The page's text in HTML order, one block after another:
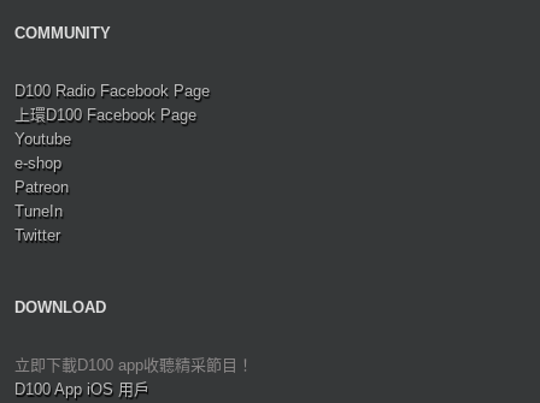
COMMUNITY
D100 Radio Facebook Page
上環D100 Facebook Page
Youtube
e-shop
Patreon
TuneIn
Twitter
DOWNLOAD
立即下載D100 app收聽精采節目！
D100 App iOS 用戶